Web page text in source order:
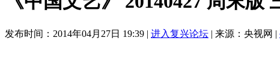
发布时间：2014年04月27日 19:39 | 进入复兴论坛 | 来源：央视网 |